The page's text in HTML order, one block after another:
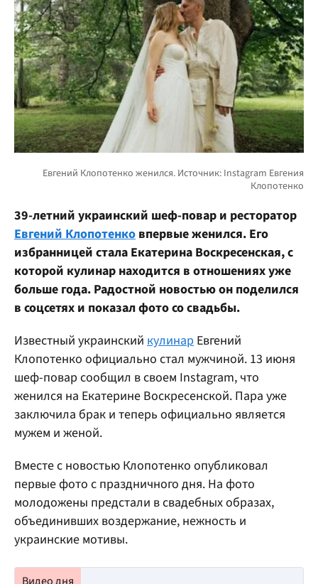
39-летний украинский шеф-повар и ресторатор
Евгений Клопотенко впервые женился. Его
избранницей стала Екатерина Воскресенская, с
которой кулинар находится в отношениях уже
больше года. Радостной новостью он поделился
в соцсетях и показал фото со свадьбы.
Известный украинский кулинар Евгений
Клопотенко официально стал мужчиной. 13 июня
шеф-повар сообщил в своем Instagram, что
женился на Екатерине Воскресенской. Пара уже
заключила брак и теперь официально является
мужем и женой.
Вместе с новостью Клопотенко опубликовал
первые фото с праздничного дня. На фото
молодожены предстали в свадебных образах,
объединивших воздержание, нежность и
украинские мотивы.